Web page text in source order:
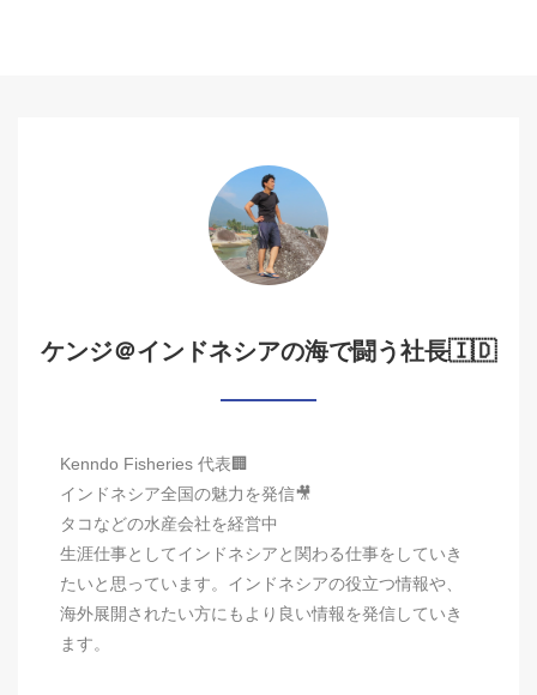
ケンジ＠インドネシアの海で闘う社長🇮🇩
Kenndo Fisheries 代表🏢
インドネシア全国の魅力を発信🎥
タコなどの水産会社を経営中
生涯仕事としてインドネシアと関わる仕事をしていき
たいと思っています。インドネシアの役立つ情報や、
海外展開されたい方にもより良い情報を発信していき
ます。